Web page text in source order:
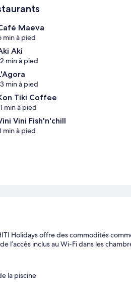
Maeva
min à pied
Aki
min à pied
min à pied
Tiki Coffee
min à pied
Vini Fish'n'chill
min à pied
Holidays offre des commodités
inclus au Wi-Fi dans les
la piscine